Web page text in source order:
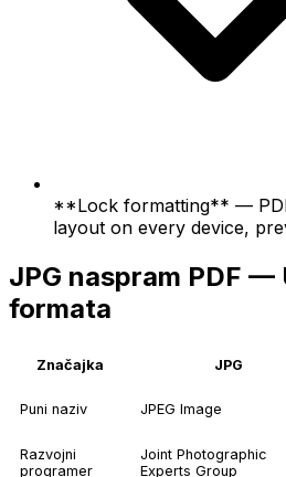
**Lock formatting** —
layout on every device,
JPG naspram PDF —
formata
Značajka JPG
Puni naziv JPEG Image
Razvojni
programer
Joint Photographic
Experts Group